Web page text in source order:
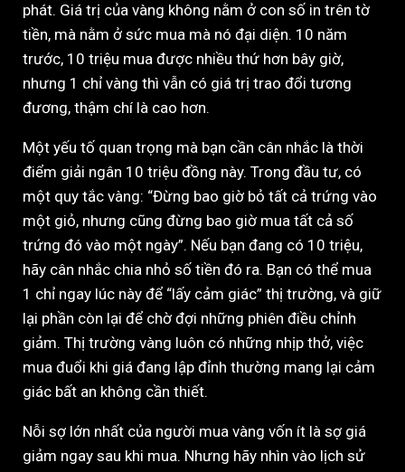
phát. Giá trị của vàng không nằm ở con số in trên tờ
tiền, mà nằm ở sức mua mà nó đại diện. 10 năm
trước, 10 triệu mua được nhiều thứ hơn bây giờ,
nhưng 1 chỉ vàng thì vẫn có giá trị trao đổi tương
đương, thậm chí là cao hơn.
Một yếu tố quan trọng mà bạn cần cân nhắc là thời
điểm giải ngân 10 triệu đồng này. Trong đầu tư, có
một quy tắc vàng: “Đừng bao giờ bỏ tất cả trứng vào
một giỏ, nhưng cũng đừng bao giờ mua tất cả số
trứng đó vào một ngày”. Nếu bạn đang có 10 triệu,
hãy cân nhắc chia nhỏ số tiền đó ra. Bạn có thể mua
1 chỉ ngay lúc này để “lấy cảm giác” thị trường, và giữ
lại phần còn lại để chờ đợi những phiên điều chỉnh
giảm. Thị trường vàng luôn có những nhịp thở, việc
mua đuổi khi giá đang lập đỉnh thường mang lại cảm
giác bất an không cần thiết.
Nỗi sợ lớn nhất của người mua vàng vốn ít là sợ giá
giảm ngay sau khi mua. Nhưng hãy nhìn vào lịch sử